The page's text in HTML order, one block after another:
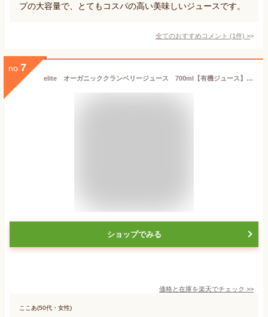
プの大容量で、とてもコスパの高い美味しいジュースです。
全てのおすすめコメント (1件) >
no. 7
elite オーガニッククランベリージュース 700ml【有機ジュース】 コールドプレス製法 コールドプレスジュース ジュースクレンズ 有機認証 保存料不使用 砂糖不使用 着色料不使用 クランベリージュース 100％ 無添加
ショップでみる
価格と在庫を楽天でチェック >>
ここあ(50代・女性)